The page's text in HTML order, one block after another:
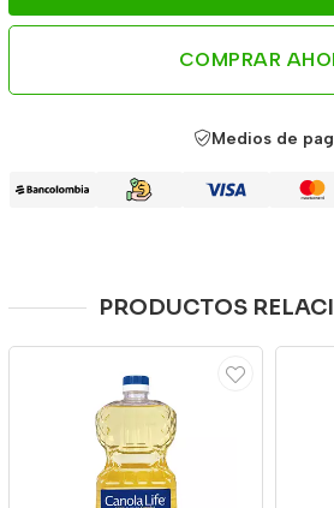
COMPRAR
Medios de
PRODUCTOS